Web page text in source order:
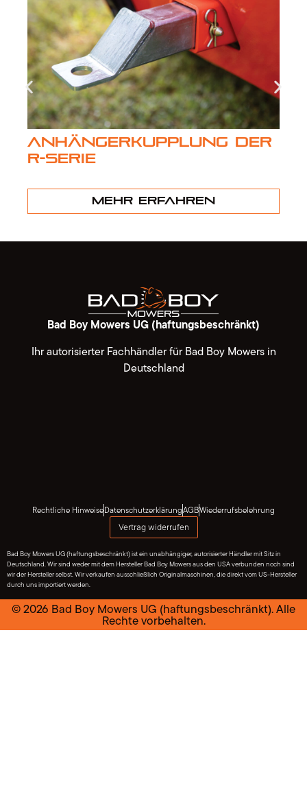
Anhängerkupplung der
R-Serie
Mehr erfahren
Bad Boy Mowers UG (haftungsbeschränkt)
Ihr autorisierter Fachhändler für Bad Boy Mowers in
Deutschland
Rechtliche HinweiseDatenschutzerklärungAGBWiederrufsbelehrung
Vertrag widerrufen
Bad Boy Mowers UG (haftungsbeschränkt) ist ein unabhängiger, autorisierter Händler mit Sitz in
Deutschland. Wir sind weder mit dem Hersteller Bad Boy Mowers aus den USA verbunden noch sind
wir der Hersteller selbst. Wir verkaufen ausschließlich Originalmaschinen, die direkt vom US-Hersteller
durch uns importiert werden.
© 2026 Bad Boy Mowers UG (haftungsbeschränkt). Alle
Rechte vorbehalten.